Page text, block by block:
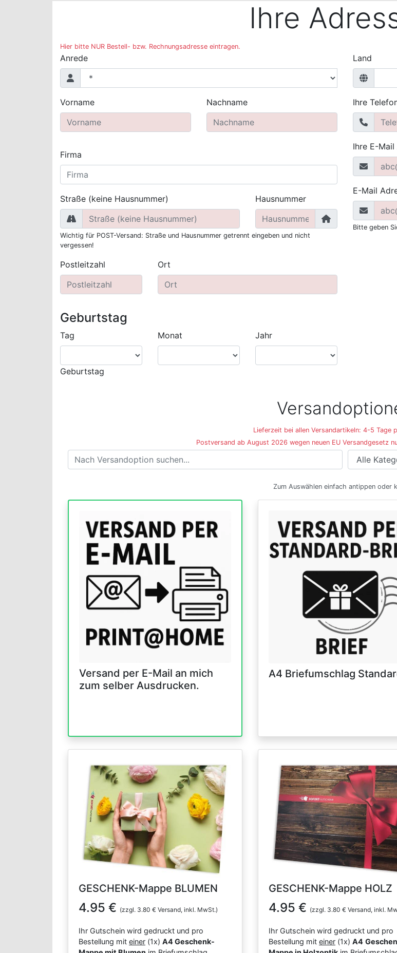
Ihre
Hier bitte NUR Bestell- bzw. Rechnungsadresse eintragen.
Anrede
Vorname Nachname
Firma
Straße (keine Hausnummer) Hausnummer
Wichtig für POST-Versand: Straße und Hausnummer getrennt eingeben und nicht
vergessen!
Postleitzahl Ort
Land
Ihre
Ihre E-Mail
E-Mail
Bitte geben
Geburtstag
Tag Monat Jahr
Geburtstag
Lieferzeit bei allen Versandartikeln: 4-5 Tage
Postversand ab August 2026 wegen neuen EU Versandgesetz
Versandoptionen
Zum Auswählen einfach antippen oder
Versand per E-Mail an mich
zum selber Ausdrucken.
A4 Briefumschlag
GESCHENK-Mappe BLUMEN
4.95 € (zzgl. 3.80 € Versand, inkl. MwSt.)
Ihr Gutschein wird gedruckt und pro
Bestellung mit einer (1x) A4 Geschenk-
GESCHENK-Mappe HOLZ
4.95 € (zzgl. 3.80 € Versand, inkl.
Ihr Gutschein wird gedruckt und pro
Bestellung mit einer (1x) A4